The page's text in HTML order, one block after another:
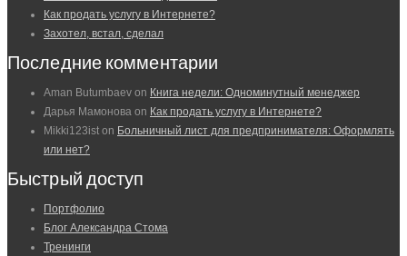
Как продать услугу в Интернете?
Захотел, встал, сделал
Последние комментарии
Aman Butumbaev on Книга недели: Одноминутный менеджер
Дарья Мамонова on Как продать услугу в Интернете?
Mikki123ist on Больничный лист для предпринимателя: Оформлять
или нет?
Быстрый доступ
Портфолио
Блог Александра Стома
Тренинги